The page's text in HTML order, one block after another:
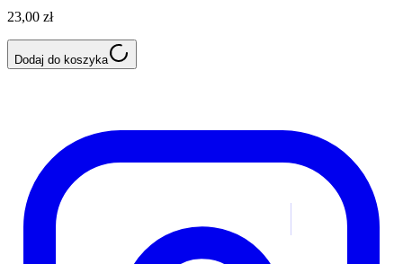
23,00 zł
Dodaj do koszyka